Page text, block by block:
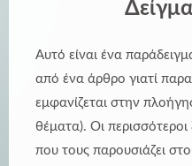
Αυτό είναι ένα
από ένα άρθρο γιατί
εμφανίζεται στην
θέματα). Οι περισσότεροι
που τους παρουσιάζει